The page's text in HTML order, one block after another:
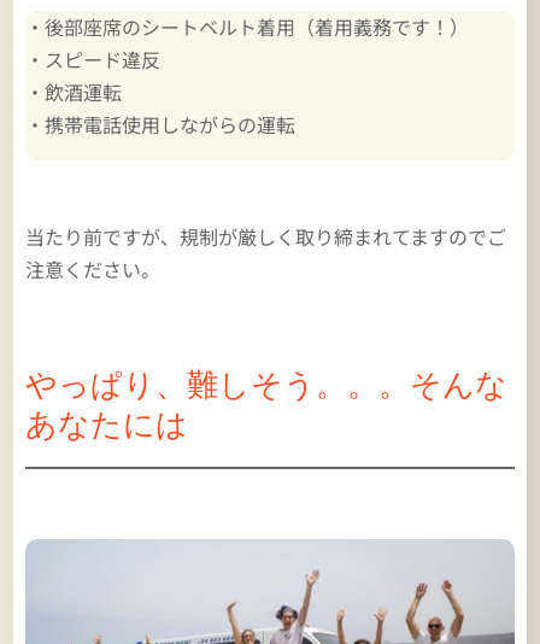
・後部座席のシートベルト着用（着用義務です！）
・スピード違反
・飲酒運転
・携帯電話使用しながらの運転
当たり前ですが、規制が厳しく取り締まれてますのでご
注意ください。
やっぱり、難しそう。。。そんな
あなたには